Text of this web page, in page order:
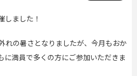
しました！
れの暑さとなりましたが、今月もおか
に満員で多くの方にご参加いただきま